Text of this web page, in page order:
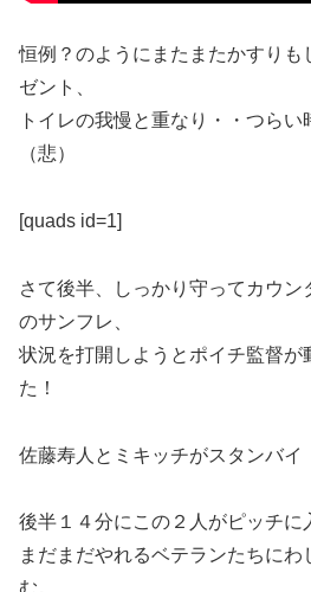
恒例？のようにまたまたかすりも
ゼント、
トイレの我慢と重なり・・つらい
（悲）
[quads id=1]
さて後半、しっかり守ってカウ
のサンフレ、
状況を打開しようとポイチ監督が
た！
佐藤寿人とミキッチがスタンバイ
後半１４分にこの２人がピッチに
まだまだやれるベテランたちにわ